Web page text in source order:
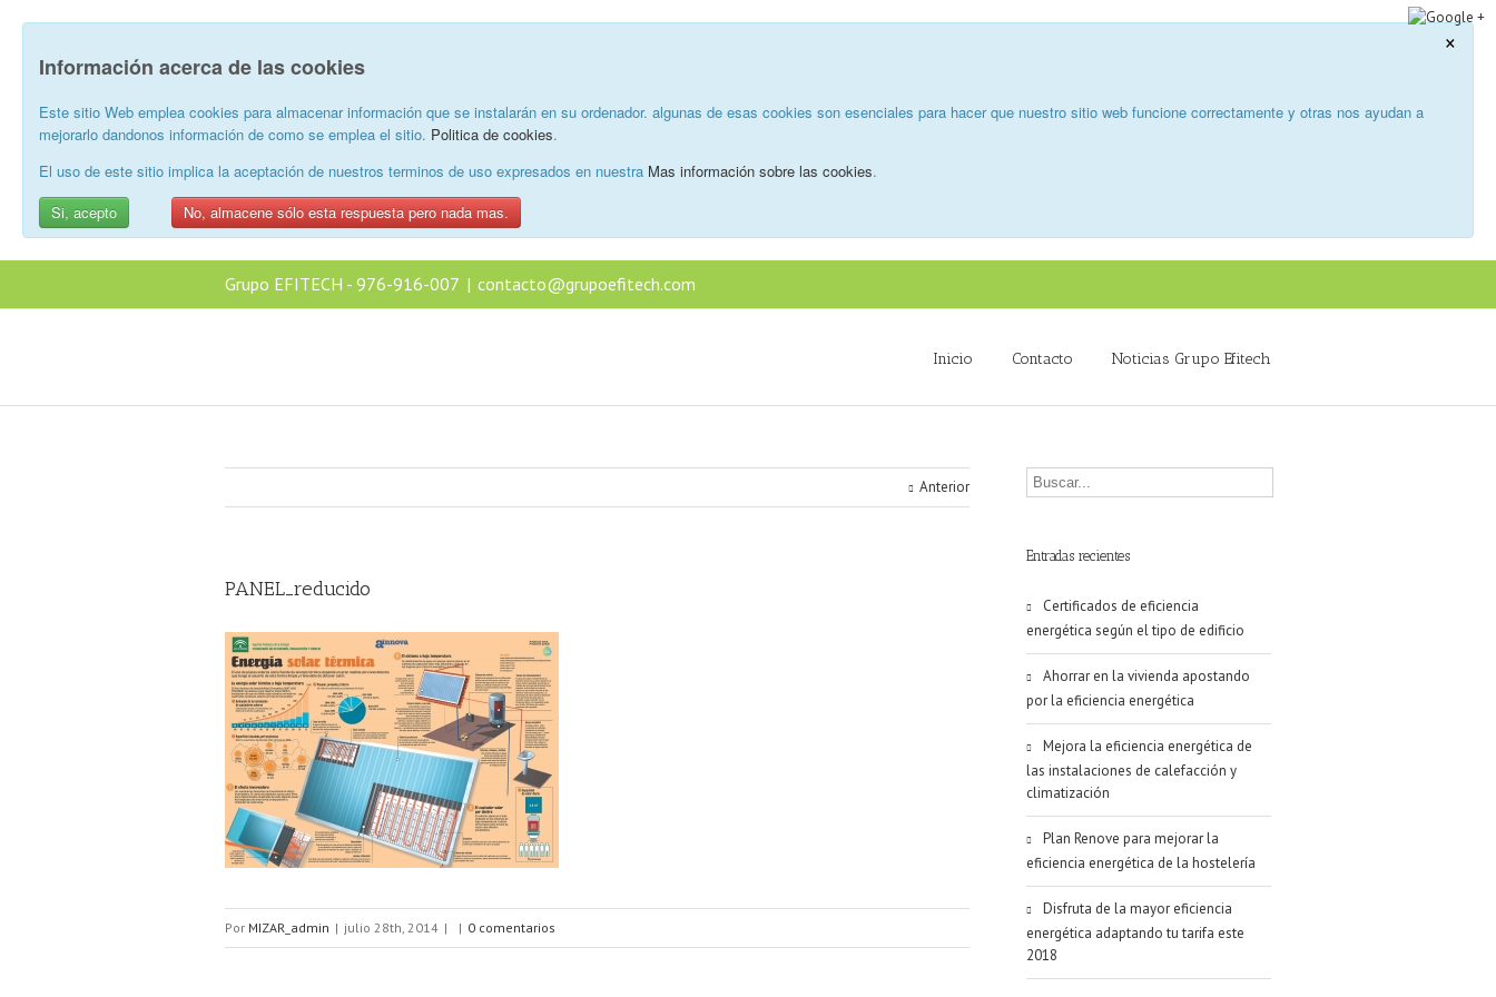
×
Información acerca de las cookies
Este sitio Web emplea cookies para almacenar información que se instalarán en su ordenador. algunas de esas cookies son esenciales para hacer que nuestro sitio web funcione correctamente y otras nos ayudan a
mejorarlo dandonos información de como se emplea el sitio. Politica de cookies.
El uso de este sitio implica la aceptación de nuestros terminos de uso expresados en nuestra Mas información sobre las cookies.
Si, acepto
No, almacene sólo esta respuesta pero nada mas.
Grupo EFITECH - 976-916-007 | contacto@grupoefitech.com
Inicio Contacto Noticias Grupo Efitech
Anterior
PANEL_reducido
Por MIZAR_admin | julio 28th, 2014 | | 0 comentarios
Entradas recientes
Certificados de eficiencia
energética según el tipo de edificio
Ahorrar en la vivienda apostando
por la eficiencia energética
Mejora la eficiencia energética de
las instalaciones de calefacción y
climatización
Plan Renove para mejorar la
eficiencia energética de la hostelería
Disfruta de la mayor eficiencia
energética adaptando tu tarifa este
2018